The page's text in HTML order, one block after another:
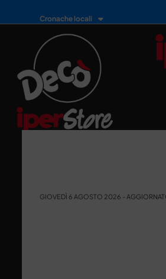
Cronache locali
GIOVEDÌ 6 AGOSTO 2026 -